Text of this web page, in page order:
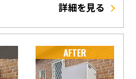
詳細を見る
AFTER